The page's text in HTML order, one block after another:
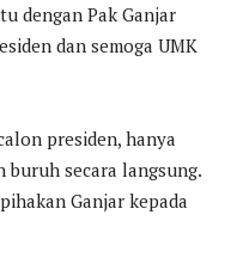
dengan Pak Ganjar
dan semoga UMK
presiden, hanya
buruh secara langsung.
Ganjar kepada